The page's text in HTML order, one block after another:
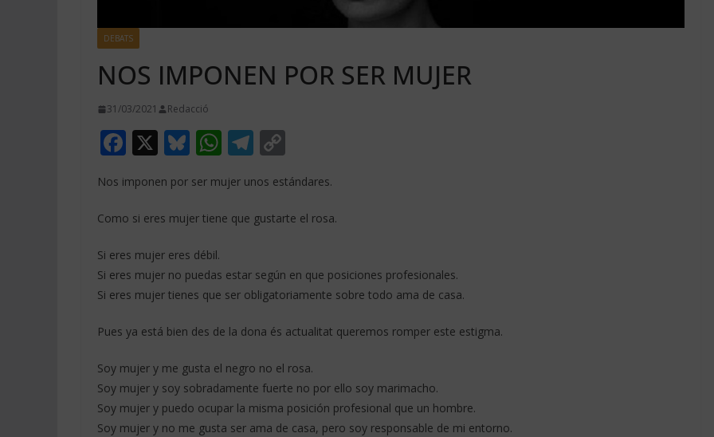
DEBATS
NOS IMPONEN POR SER MUJER
31/03/2021 Redacció
F
e
b
o
o
k
X Bl
e
sk
y
W
at
s
p
p
T
e
gr
m
o
p
y
n
k
Nos imponen por ser mujer unos estándares.
Como si eres mujer tiene que gustarte el rosa.
Si eres mujer eres débil.
Si eres mujer no puedas estar según en que posiciones profesionales.
Si eres mujer tienes que ser obligatoriamente sobre todo ama de casa.
Pues ya está bien des de la dona és actualitat queremos romper este estigma.
Soy mujer y me gusta el negro no el rosa.
Soy mujer y soy sobradamente fuerte no por ello soy marimacho.
Soy mujer y puedo ocupar la misma posición profesional que un hombre.
Soy mujer y no me gusta ser ama de casa, pero soy responsable de mi entorno.